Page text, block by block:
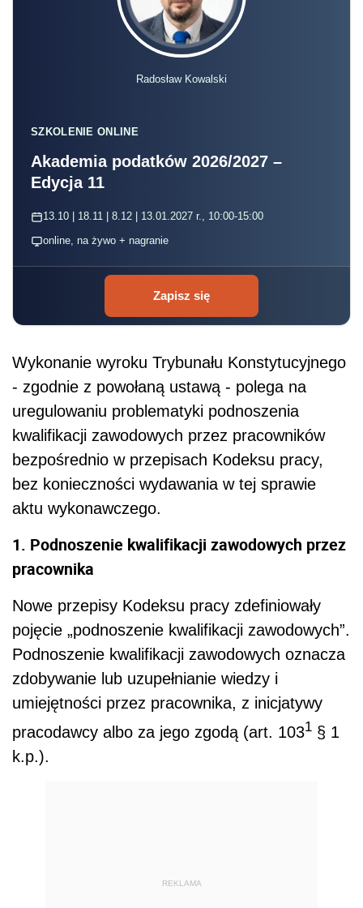
Radosław Kowalski
SZKOLENIE ONLINE
Akademia podatków 2026/2027 –
Edycja 11
13.10 | 18.11 | 8.12 | 13.01.2027 r., 10:00-15:00
online, na żywo + nagranie
Zapisz się
Wykonanie wyroku Trybunału Konstytucyjnego
- zgodnie z powołaną ustawą - polega na
uregulowaniu problematyki podnoszenia
kwalifikacji zawodowych przez pracowników
bezpośrednio w przepisach Kodeksu pracy,
bez konieczności wydawania w tej sprawie
aktu wykonawczego.
1. Podnoszenie kwalifikacji zawodowych przez
pracownika
Nowe przepisy Kodeksu pracy zdefiniowały
pojęcie „podnoszenie kwalifikacji zawodowych”.
Podnoszenie kwalifikacji zawodowych oznacza
zdobywanie lub uzupełnianie wiedzy i
umiejętności przez pracownika, z inicjatywy
pracodawcy albo za jego zgodą (art. 1031 § 1
k.p.).
REKLAMA